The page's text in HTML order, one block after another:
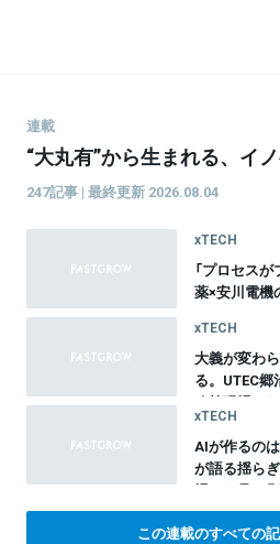
連載
“大丸有”から生まれる、イ
247記事 | 最終更新 2026.08.04
xTECH
「プロセス
薬×安川電機
ファ・バイ
療20年間の
xTECH
大義が変わ
る。UTEC郷
政策現場か
ョン』vol.10
xTECH
AIが作るの
が語る揺ら
場から見る『
総集編
この連載のすべての